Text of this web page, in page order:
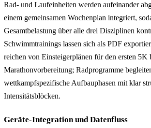
Rad- und Laufeinheiten werden aufeinander
einem gemeinsamen Wochenplan integriert,
Gesamtbelastung über alle drei Disziplinen
Schwimmtrainings lassen sich als PDF
reichen von Einsteigerplänen für den ersten 5K
Marathonvorbereitung; Radprogramme
wettkampfspezifische Aufbauphasen mit klar
Intensitätsblöcken.
Geräte-Integration und Datenfluss